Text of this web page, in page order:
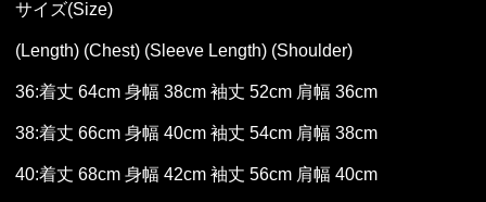
サイズ(Size)
(Length) (Chest) (Sleeve Length) (Shoulder)
36:着丈 64cm 身幅 38cm 袖丈 52cm 肩幅 36cm
38:着丈 66cm 身幅 40cm 袖丈 54cm 肩幅 38cm
40:着丈 68cm 身幅 42cm 袖丈 56cm 肩幅 40cm